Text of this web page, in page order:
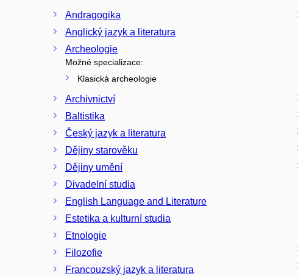
Andragogika
Anglický jazyk a literatura
Archeologie
Možné specializace:
Klasická archeologie
Archivnictví
Baltistika
Český jazyk a literatura
Dějiny starověku
Dějiny umění
Divadelní studia
English Language and Literature
Estetika a kulturní studia
Etnologie
Filozofie
Francouzský jazyk a literatura